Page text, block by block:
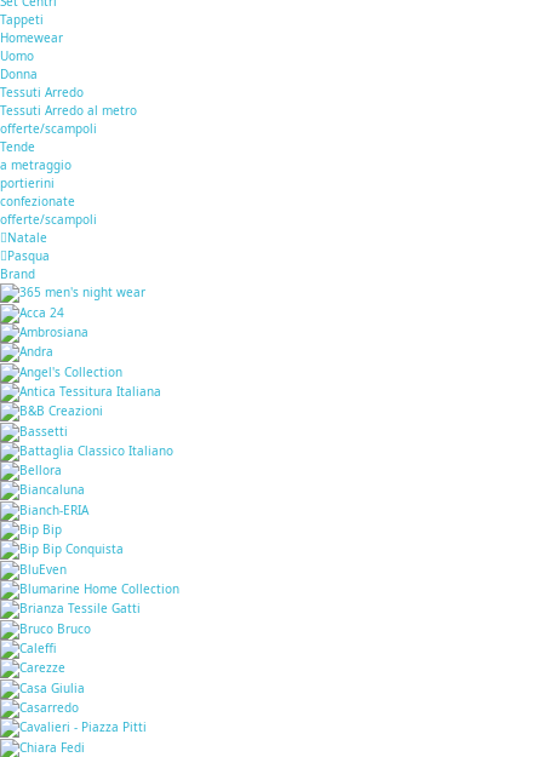
Tappeti
Homewear
Uomo
Donna
Tessuti Arredo
Tessuti Arredo al metro
offerte/scampoli
Tende
a metraggio
portierini
confezionate
offerte/scampoli
Natale
Pasqua
Brand